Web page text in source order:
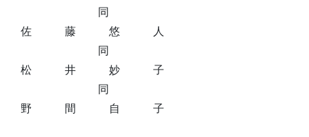
同
佐 藤 悠 人
同
松 井 妙 子
同
野 間 自 子